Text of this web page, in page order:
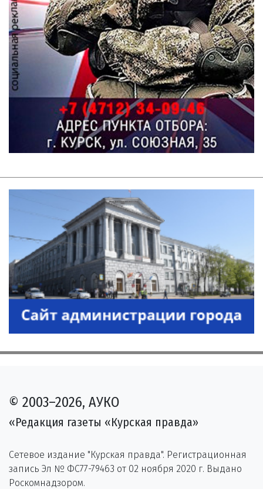
© 2003–2026, АУКО
«Редакция газеты «Курская правда»
Сетевое издание "Курская правда". Регистрационная
запись Эл № ФС77-79463 от 02 ноября 2020 г. Выдано
Роскомнадзором.